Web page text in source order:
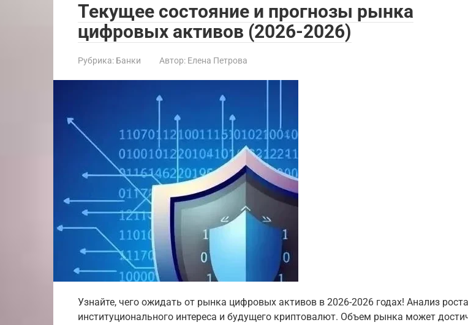
Текущее состояние и прогнозы рынка
цифровых активов (2026-2026)
Рубрика: Банки Автор: Елена Петрова
Узнайте, чего ожидать от рынка цифровых активов в 2026-2026 годах! Анализ
институционального интереса и будущего криптовалют. Объем рынка может